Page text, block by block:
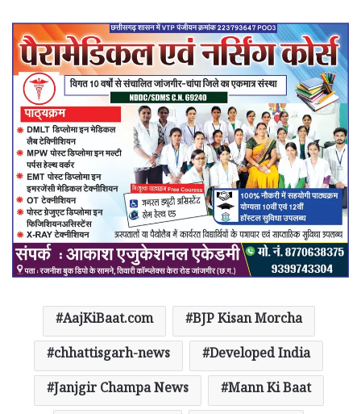
AajKiBaat.com
BJP Kisan Morcha
chhattisgarh-news
Developed India
Janjgir Champa News
Mann Ki Baat